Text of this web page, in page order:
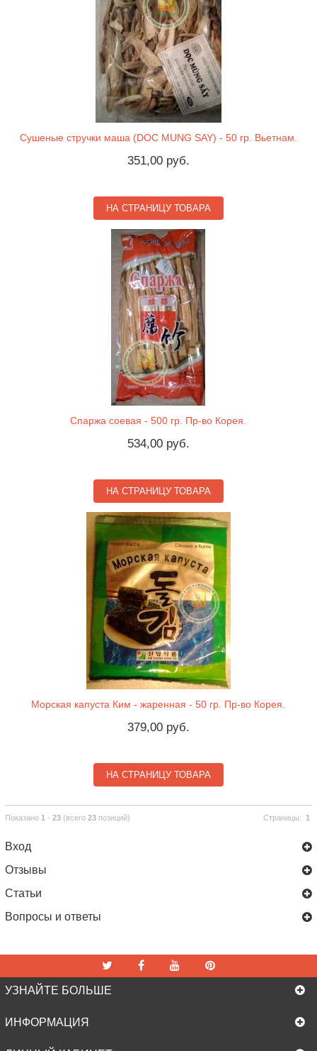
Сушеные стручки маша (DOC MUNG SAY) - 50 гр. Вьетнам.
351,00 руб.
НА СТРАНИЦУ ТОВАРА
Спаржа соевая - 500 гр. Пр-во Корея.
534,00 руб.
НА СТРАНИЦУ ТОВАРА
Морская капуста Ким - жаренная - 50 гр. Пр-во Корея.
379,00 руб.
НА СТРАНИЦУ ТОВАРА
Страницы: 1
Показано 1 - 23(всего 23позиций)
Вход
Отзывы
Статьи
Вопросы и ответы
УЗНАЙТЕ БОЛЬШЕ
ИНФОРМАЦИЯ